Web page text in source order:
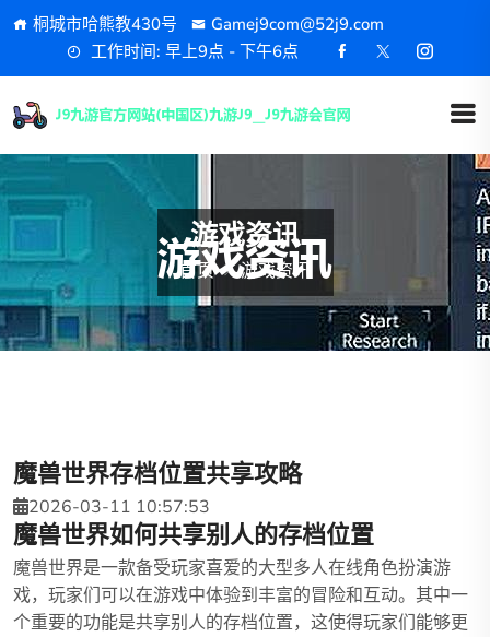
桐城市哈熊教430号
Gamej9com@52j9.com
工作时间: 早上9点 - 下午6点
游戏资讯
首页 游戏资讯
魔兽世界存档位置共享攻略
2026-03-11 10:57:53
魔兽世界如何共享别人的存档位置
魔兽世界是一款备受玩家喜爱的大型多人在线角色扮演游
戏，玩家们可以在游戏中体验到丰富的冒险和互动。其中一
个重要的功能是共享别人的存档位置，这使得玩家们能够更